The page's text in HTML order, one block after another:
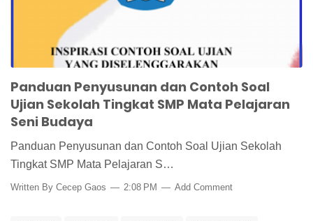
Panduan Penyusunan dan Contoh Soal
Ujian Sekolah Tingkat SMP Mata Pelajaran
Seni Budaya
Panduan Penyusunan dan Contoh Soal Ujian Sekolah
Tingkat SMP Mata Pelajaran S…
Written By Cecep Gaos 2:08 PM Add Comment